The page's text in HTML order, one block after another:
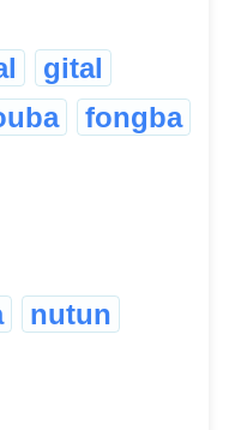
gital
fongba
nutun